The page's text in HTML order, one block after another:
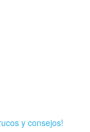
y consejos!